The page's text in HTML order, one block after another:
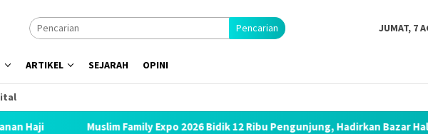
Pencarian JUMAT, 7
ARTIKEL SEJARAH OPINI
Family Expo 2026 Bidik 12 Ribu Pengunjung, Hadirkan Bazar Halal hingga Kajian